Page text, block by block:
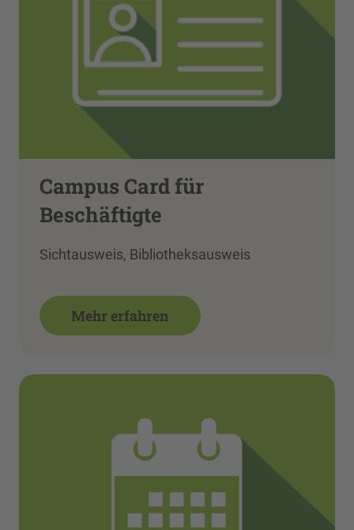
Campus Card für
Beschäftigte
Sichtausweis, Bibliotheksausweis
Mehr erfahren